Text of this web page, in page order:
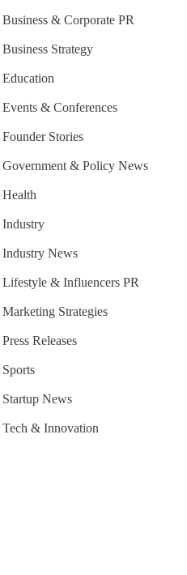
Business & Corporate PR
Business Strategy
Education
Events & Conferences
Founder Stories
Government & Policy News
Health
Industry
Industry News
Lifestyle & Influencers PR
Marketing Strategies
Press Releases
Sports
Startup News
Tech & Innovation